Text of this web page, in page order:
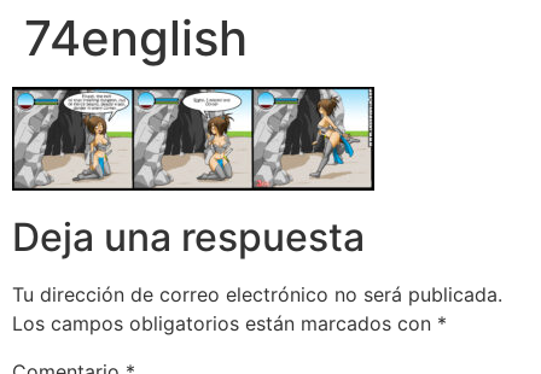
74english
Deja una respuesta
Tu dirección de correo electrónico no será publicada.
Los campos obligatorios están marcados con *